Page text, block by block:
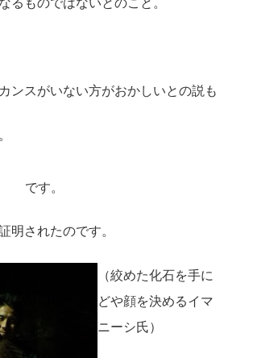
るものではないとのこと。
ンスがいない方がおかしいとの説も
です。
明されたのです。
（絞めた化石を手に
どや顔を決めるイマ
ニーシ氏）